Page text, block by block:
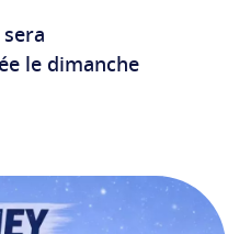
le dimanche